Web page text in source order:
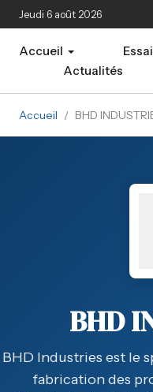
Aller au contenu principal
Jeudi 6 août 2026
Accueil
Actualités
Accueil / BHD
BHD
BHD Industries est le
fabrication des